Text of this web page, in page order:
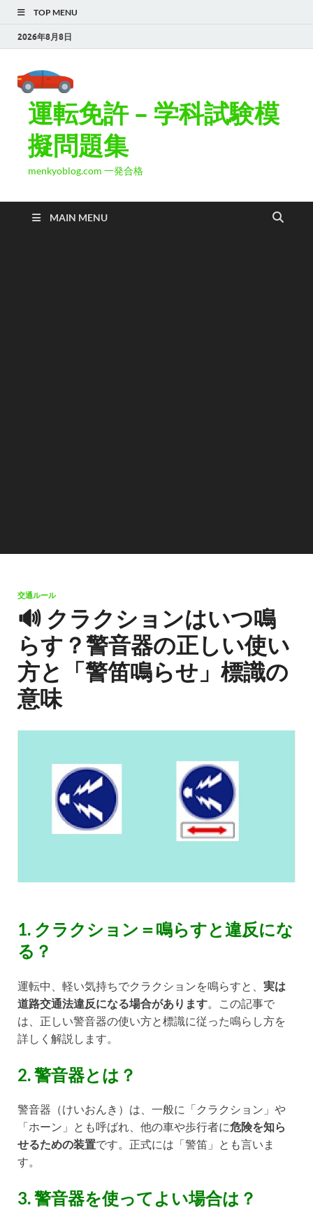
TOP MENU
2026年8月8日
運転免許 – 学科試験模
擬問題集
menkyoblog.com 一発合格
MAIN MENU
交通ルール
🔊 クラクションはいつ鳴
らす？警音器の正しい使い
方と「警笛鳴らせ」標識の
意味
1. クラクション＝鳴らすと違反にな
る？
運転中、軽い気持ちでクラクションを鳴らすと、 実は
道路交通法違反になる場合があります 。この記事で
は、正しい警音器の使い方と標識に従った鳴らし方を
詳しく解説します。
2. 警音器とは？
警音器（けいおんき）は、一般に「クラクション」や
「ホーン」とも呼ばれ、他の車や歩行者に危険を知ら
せるための装置です。正式には「警笛」とも言いま
す。
3. 警音器を使ってよい場合は？